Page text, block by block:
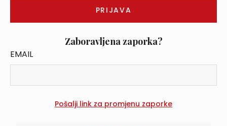
Zaboravljena zaporka?
EMAIL